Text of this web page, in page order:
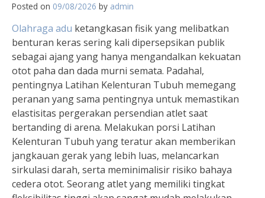
Posted on 09/08/2026 by admin
Olahraga adu ketangkasan fisik yang melibatkan
benturan keras sering kali dipersepsikan publik
sebagai ajang yang hanya mengandalkan kekuatan
otot paha dan dada murni semata. Padahal,
pentingnya Latihan Kelenturan Tubuh memegang
peranan yang sama pentingnya untuk memastikan
elastisitas pergerakan persendian atlet saat
bertanding di arena. Melakukan porsi Latihan
Kelenturan Tubuh yang teratur akan memberikan
jangkauan gerak yang lebih luas, melancarkan
sirkulasi darah, serta meminimalisir risiko bahaya
cedera otot. Seorang atlet yang memiliki tingkat